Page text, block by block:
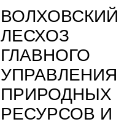
ВОЛХОВСКИЙ
ЛЕСХОЗ
ГЛАВНОГО
УПРАВЛЕНИЯ
ПРИРОДНЫХ
РЕСУРСОВ И